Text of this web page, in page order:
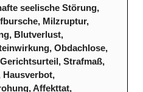
seelische Störung,
Milzruptur,
Blutverlust,
Obdachlose,
Strafmaß,
Hausverbot,
Affekttat,